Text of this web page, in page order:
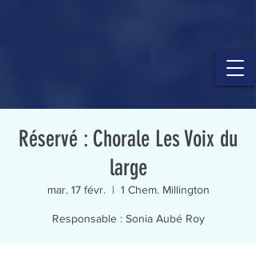
Réservé : Chorale Les Voix du
large
mar. 17 févr.
  |
1 Chem. Millington
Responsable : Sonia Aubé Roy